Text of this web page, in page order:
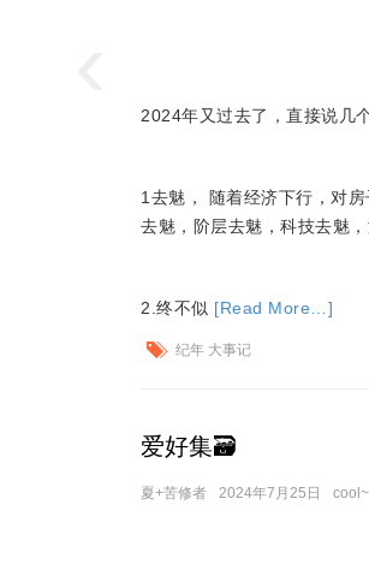
2024年又过去了，直接说几
1去魅， 随着经济下行，对
去魅，阶层去魅，科技去魅
2.终不似 [Read More…]
纪年 大事记
爱好集🗃
夏+苦修者 2024年7月25日 cool~